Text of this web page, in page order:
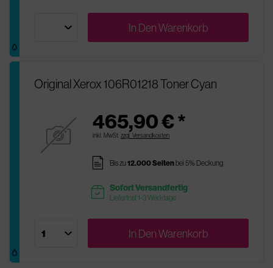
In DenWarenkorb
Original Xerox 106R01218 Toner Cyan
465,90 € *
inkl. MwSt. zzgl. Versandkosten
pages Bis zu12.000 Seitenbei 5% Deckung
readytoship Sofort Versandfertig
Lieferfrist 1-3 Werktage
In DenWarenkorb